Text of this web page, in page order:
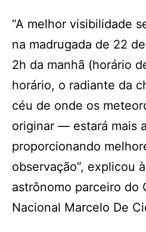
“A melhor visibilidade
na madrugada de 22
2h da manhã (horário
horário, o radiante da
céu de onde os
originar — estará mais
proporcionando
observação”, explicou
astrônomo parceiro do
Nacional Marcelo De